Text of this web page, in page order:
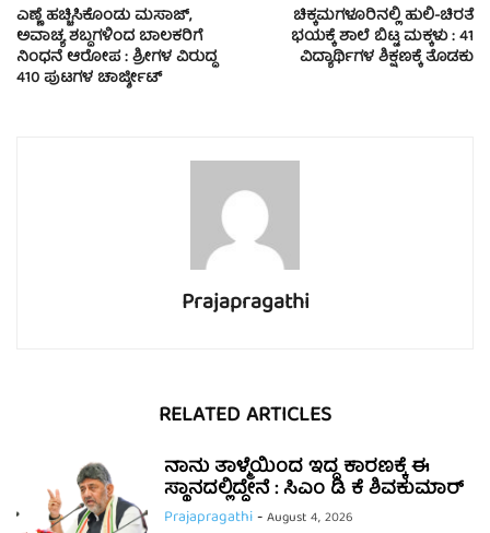
ಎಣ್ಣೆ ಹಚ್ಚಿಸಿಕೊಂಡು ಮಸಾಜ್,
ಅವಾಚ್ಯ ಶಬ್ದಗಳಿಂದ ಬಾಲಕರಿಗೆ
ನಿಂಧನೆ ಆರೋಪ : ಶ್ರೀಗಳ ವಿರುದ್ಧ
410 ಪುಟಗಳ ಚಾರ್ಜ್ಶೀಟ್
ಚಿಕ್ಕಮಗಳೂರಿನಲ್ಲಿ ಹುಲಿ-ಚಿರತೆ
ಭಯಕ್ಕೆ ಶಾಲೆ ಬಿಟ್ಟ ಮಕ್ಕಳು : 41
ವಿದ್ಯಾರ್ಥಿಗಳ ಶಿಕ್ಷಣಕ್ಕೆ ತೊಡಕು
Prajapragathi
RELATED ARTICLES
ನಾನು ತಾಳ್ಮೆಯಿಂದ ಇದ್ದ ಕಾರಣಕ್ಕೆ ಈ
ಸ್ಥಾನದಲ್ಲಿದ್ದೇನೆ : ಸಿಎಂ ಡಿ ಕೆ ಶಿವಕುಮಾರ್
Prajapragathi-August 4, 2026